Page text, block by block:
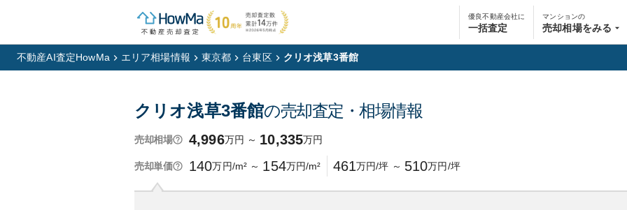
優良不動産会社に
一括査定
マンションの
売却相場をみる
不動産AI査定HowMa エリア相場情報 東京都 台東区 クリオ浅草3番館
クリオ浅草3番館の売却査定・相場情報
売却相場 4,996万円 ～ 10,335万円
売却単価 140万円/m² ～ 154万円/m² 461万円/坪 ～ 510万円/坪